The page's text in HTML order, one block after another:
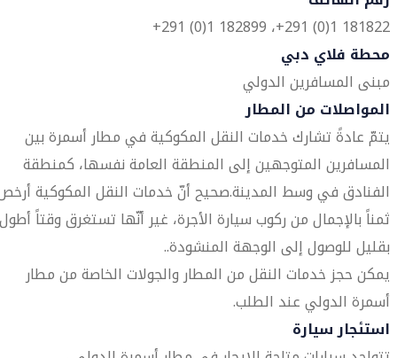
181822 1(0) 291+، 182899 1(0) 291+
محطة فلاي دبي
مبنى المسافرين الدولي
المواصلات من المطار
يتمّ عادةً تشارك خدمات النقل المكوكية في مطار أسمرة بين
المسافرين المتوجهين إلى المنطقة العامة نفسها، كمنطقة
الفنادق في وسط المدينة.صحيح أنّ خدمات النقل المكوكية
ثمناً بالإجمال من ركوب سيارة الأجرة، غير أنّها تستغرق وقتاً أطول
بقليل للوصول إلى الوجهة المنشودة..
يمكن حجز خدمات النقل من المطار والجولات الخاصة من مطار
أسمرة الدولي عند الطلب.
استئجار سيارة